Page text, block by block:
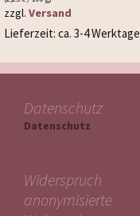
zzgl. Versand
Lieferzeit: ca. 3-4 Werktage
Datenschutz
Datenschutz
Widerspruch
anonymisierte